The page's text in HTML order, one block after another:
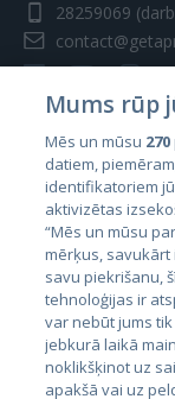
28259069
Valstis
Igaunija
Latvija
Lietuva
Mums rūp
Mēs un mūsu 270
datiem,
identifikatoriem
aktivizētas
“Mēs un mūsu
mērķus, savukārt
savu piekrišanu,
tehnoloģijas ir
var nebūt jums
jebkurā laikā
noklikšķinot uz
apakšā vai uz